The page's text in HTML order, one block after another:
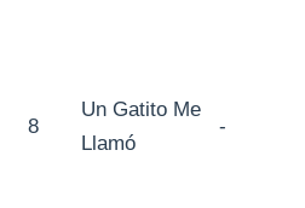
8
Un Gatito Me
Llamó
-